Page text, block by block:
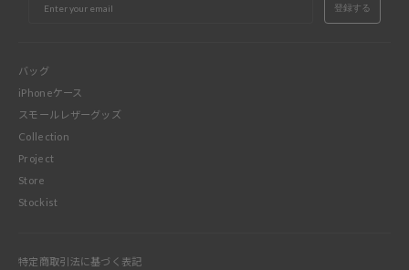
登録する
バッグ
iPhoneケース
スモールレザーグッズ
Collection
Project
Store
Stockist
特定商取引法に基づく表記